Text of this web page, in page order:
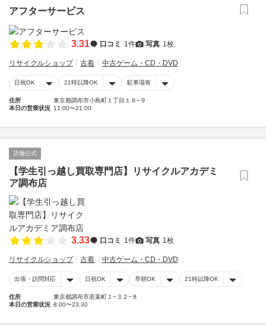
アフターサービス
3.31 口コミ 1件 写真 1枚
リサイクルショップ 古着 中古ゲーム・CD・DVD
日祝OK 21時以降OK 駐車場有
住所
東京都調布市小島町１丁目１８−９
本日の営業状況 11:00〜21:00
店舗公式
【学生引っ越し買取専門店】リサイクルアカデミ
ア調布店
3.33 口コミ 1件 写真 1枚
リサイクルショップ 古着 中古ゲーム・CD・DVD
出張・訪問対応 日祝OK 早朝OK 21時以降OK
住所
東京都調布市若葉町１−３２−８
本日の営業状況 8:00〜23:30